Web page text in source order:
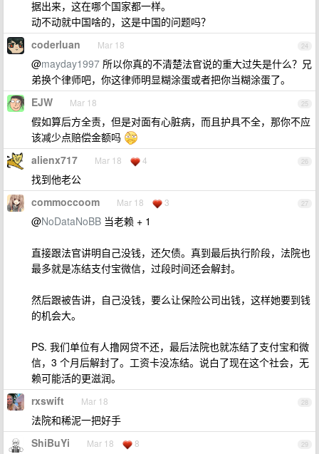
据出来，这在哪个国家都一样。
动不动就中国啥的，这是中国的问题吗？
24
coderluan Mar 18
@mayday1997 所以你真的不清楚法官说的重大过失是什么？兄
弟换个律师吧，你这律师明显糊涂蛋或者把你当糊涂蛋了。
25
EJW Mar 18
假如算后方全责，但是对面有心脏病，而且护具不全，那你不应
该减少点赔偿金额吗
26
alienx717 Mar 18 4
找到他老公
27
commoccoom Mar 18 3
@NoDataNoBB 当老赖 + 1
直接跟法官讲明自己没钱，还欠债。真到最后执行阶段，法院也
最多就是冻结支付宝微信，过段时间还会解封。
然后跟被告讲，自己没钱，要么让保险公司出钱，这样她要到钱
的机会大。
PS. 我们单位有人撸网贷不还，最后法院也就冻结了支付宝和微
信，3 个月后解封了。工资卡没冻结。说白了现在这个社会，无
赖可能活的更滋润。
28
rxswift Mar 18
法院和稀泥一把好手
29
ShiBuYi Mar 18 8